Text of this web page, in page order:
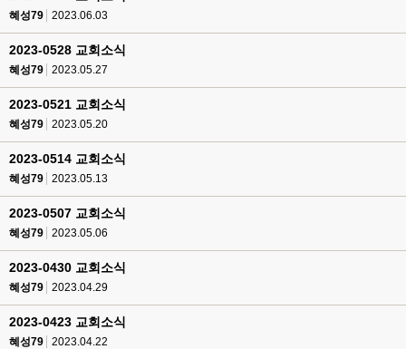
혜성79 2023.06.03
2023-0528 교회소식
혜성79 2023.05.27
2023-0521 교회소식
혜성79 2023.05.20
2023-0514 교회소식
혜성79 2023.05.13
2023-0507 교회소식
혜성79 2023.05.06
2023-0430 교회소식
혜성79 2023.04.29
2023-0423 교회소식
혜성79 2023.04.22